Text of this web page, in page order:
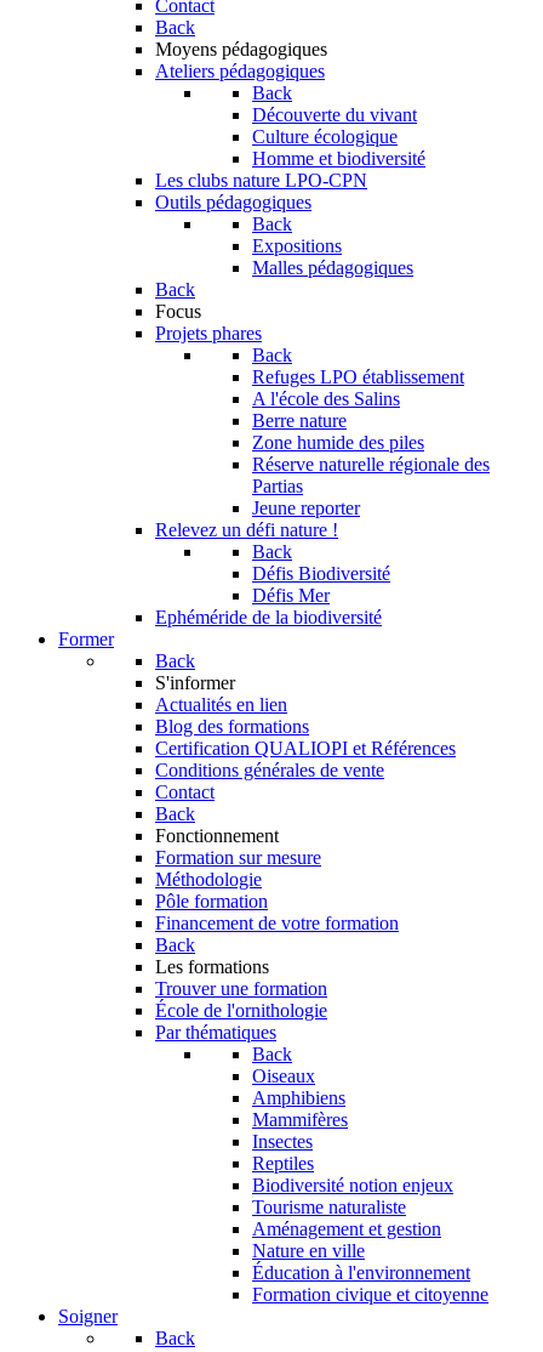
Contact
Back
Moyens pédagogiques
Ateliers pédagogiques
Back
Découverte du vivant
Culture écologique
Homme et biodiversité
Les clubs nature LPO-CPN
Outils pédagogiques
Back
Expositions
Malles pédagogiques
Back
Focus
Projets phares
Back
Refuges LPO établissement
A l'école des Salins
Berre nature
Zone humide des piles
Réserve naturelle régionale des
Partias
Jeune reporter
Relevez un défi nature !
Back
Défis Biodiversité
Défis Mer
Ephéméride de la biodiversité
Former
Back
S'informer
Actualités en lien
Blog des formations
Certification QUALIOPI et Références
Conditions générales de vente
Contact
Back
Fonctionnement
Formation sur mesure
Méthodologie
Pôle formation
Financement de votre formation
Back
Les formations
Trouver une formation
École de l'ornithologie
Par thématiques
Back
Oiseaux
Amphibiens
Mammifères
Insectes
Reptiles
Biodiversité notion enjeux
Tourisme naturaliste
Aménagement et gestion
Nature en ville
Éducation à l'environnement
Formation civique et citoyenne
Soigner
Back